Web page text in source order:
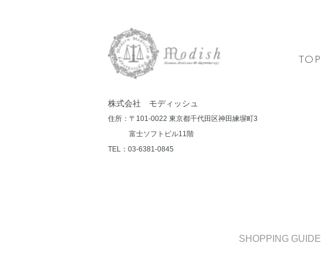
株式会社 モディッシュ
住所：〒101-0022 東京都千代田区神田練塀町3
富士ソフトビル11階
TEL：03-6381-0845
TOP
SHOPPING GUIDE